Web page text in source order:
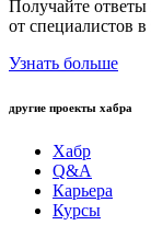
Получайте
от специалистов в
Узнать больше
другие проекты хабра
Хабр
Q&A
Карьера
Курсы